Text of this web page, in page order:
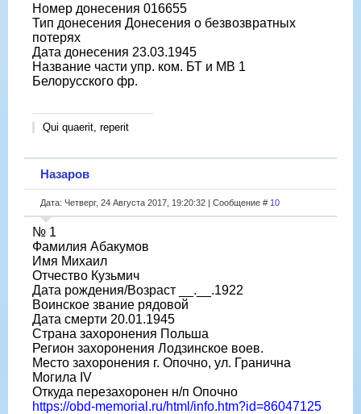
Номер донесения 016655
Тип донесения Донесения о безвозвратных
потерях
Дата донесения 23.03.1945
Название части упр. ком. БТ и МВ 1
Белорусского фр.
Qui quaerit, reperit
Назаров
Дата: Четверг, 24 Августа 2017, 19:20:32 | Сообщение # 10
№ 1
Фамилия Абакумов
Имя Михаил
Отчество Кузьмич
Дата рождения/Возраст __.__.1922
Воинское звание рядовой
Дата смерти 20.01.1945
Страна захоронения Польша
Регион захоронения Лодзинское воев.
Место захоронения г. Опочно, ул. Гранична
Могила IV
Откуда перезахоронен н/п Опочно
https://obd-memorial.ru/html/info.htm?id=86047125